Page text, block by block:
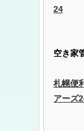
24
空き家
札幌便
アーズ